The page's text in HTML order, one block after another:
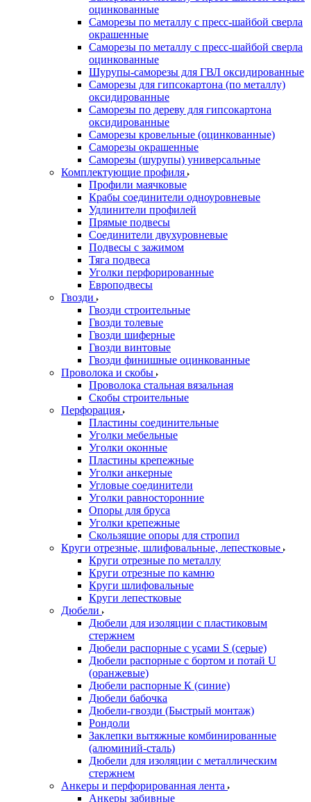
оцинкованные
Саморезы по металлу с пресс-шайбой сверла
окрашенные
Саморезы по металлу с пресс-шайбой сверла
оцинкованные
Шурупы-саморезы для ГВЛ оксидированные
Саморезы для гипсокартона (по металлу)
оксидированные
Саморезы по дереву для гипсокартона
оксидированные
Саморезы кровельные (оцинкованные)
Саморезы окрашенные
Саморезы (шурупы) универсальные
Комплектующие профиля
Профили маячковые
Крабы соединители одноуровневые
Удлинители профилей
Прямые подвесы
Соединители двухуровневые
Подвесы с зажимом
Тяга подвеса
Уголки перфорированные
Европодвесы
Гвозди
Гвозди строительные
Гвозди толевые
Гвозди шиферные
Гвозди винтовые
Гвозди финишные оцинкованные
Проволока и скобы
Проволока стальная вязальная
Скобы строительные
Перфорация
Пластины соединительные
Уголки мебельные
Уголки оконные
Пластины крепежные
Уголки анкерные
Угловые соединители
Уголки равносторонние
Опоры для бруса
Уголки крепежные
Скользящие опоры для стропил
Круги отрезные, шлифовальные, лепестковые
Круги отрезные по металлу
Круги отрезные по камню
Круги шлифовальные
Круги лепестковые
Дюбели
Дюбели для изоляции с пластиковым
стержнем
Дюбели распорные с усами S (серые)
Дюбели распорные c бортом и потай U
(оранжевые)
Дюбели распорные К (синие)
Дюбели бабочка
Дюбели-гвозди (Быстрый монтаж)
Рондоли
Заклепки вытяжные комбинированные
(алюминий-сталь)
Дюбели для изоляции с металлическим
стержнем
Анкеры и перфорированная лента
Анкеры забивные